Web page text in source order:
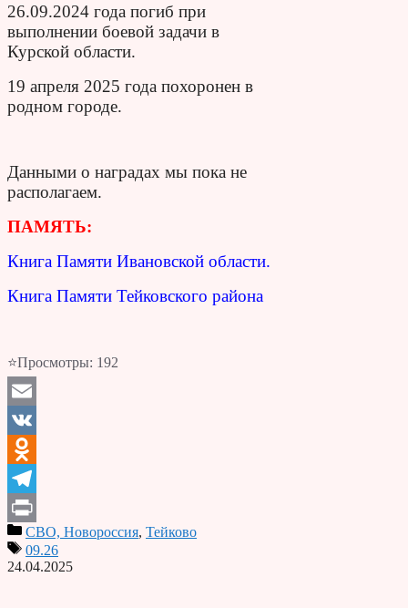
26.09.2024 года погиб при
выполнении боевой задачи в
Курской области.
19 апреля 2025 года похоронен в
родном городе.
Данными о наградах мы пока не
располагаем.
ПАМЯТЬ:
Книга Памяти Ивановской области.
Книга Памяти Тейковского района
⭐Просмотры: 192
Email
VK
Odnoklassniki
Telegram
PrintСВО, Новороссия, Тейково
09.26
24.04.2025